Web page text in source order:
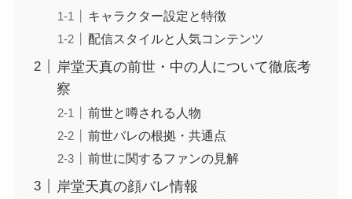
キャラクター設定と特徴
配信スタイルと人気コンテンツ
岸堂天真の前世・中の人について徹底考
察
前世と噂される人物
前世バレの根拠・共通点
前世に関するファンの見解
岸堂天真の顔バレ情報